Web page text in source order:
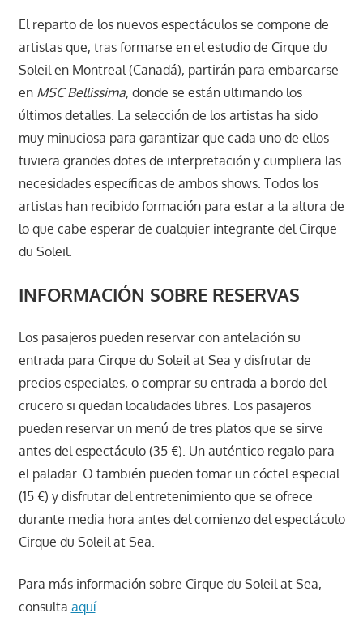
El reparto de los nuevos espectáculos se compone de
artistas que, tras formarse en el estudio de Cirque du
Soleil en Montreal (Canadá), partirán para embarcarse
en MSC Bellissima, donde se están ultimando los
últimos detalles. La selección de los artistas ha sido
muy minuciosa para garantizar que cada uno de ellos
tuviera grandes dotes de interpretación y cumpliera las
necesidades específicas de ambos shows. Todos los
artistas han recibido formación para estar a la altura de
lo que cabe esperar de cualquier integrante del Cirque
du Soleil.
INFORMACIÓN SOBRE RESERVAS
Los pasajeros pueden reservar con antelación su
entrada para Cirque du Soleil at Sea y disfrutar de
precios especiales, o comprar su entrada a bordo del
crucero si quedan localidades libres. Los pasajeros
pueden reservar un menú de tres platos que se sirve
antes del espectáculo (35 €). Un auténtico regalo para
el paladar. O también pueden tomar un cóctel especial
(15 €) y disfrutar del entretenimiento que se ofrece
durante media hora antes del comienzo del espectáculo
Cirque du Soleil at Sea.
Para más información sobre Cirque du Soleil at Sea,
consulta aquí